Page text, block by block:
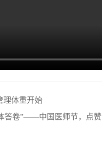
理体重开始
答卷”——中国医师节，点赞